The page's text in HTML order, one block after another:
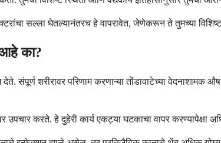
सल्ला घेतल्यानंतरच हे वापरावेत, जेणेकरून ते तुमच्या विशिष्ट
का?
शरीरावर परिणाम करणाऱ्या तोंडावाटेच्या वेदनाशामक
करते. हे दुहेरी कार्य एकट्या घटकाचा वापर करण्यापेक्षा